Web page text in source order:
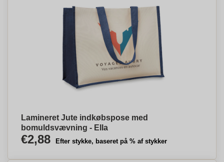
Lamineret Jute indkøbspose med
bomuldsvævning - Ella
€2,88 Efter stykke, baseret på % af stykker